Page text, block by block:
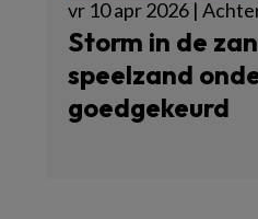
vr 10 apr 2026 |
Storm in de
speelzand
goedgekeurd